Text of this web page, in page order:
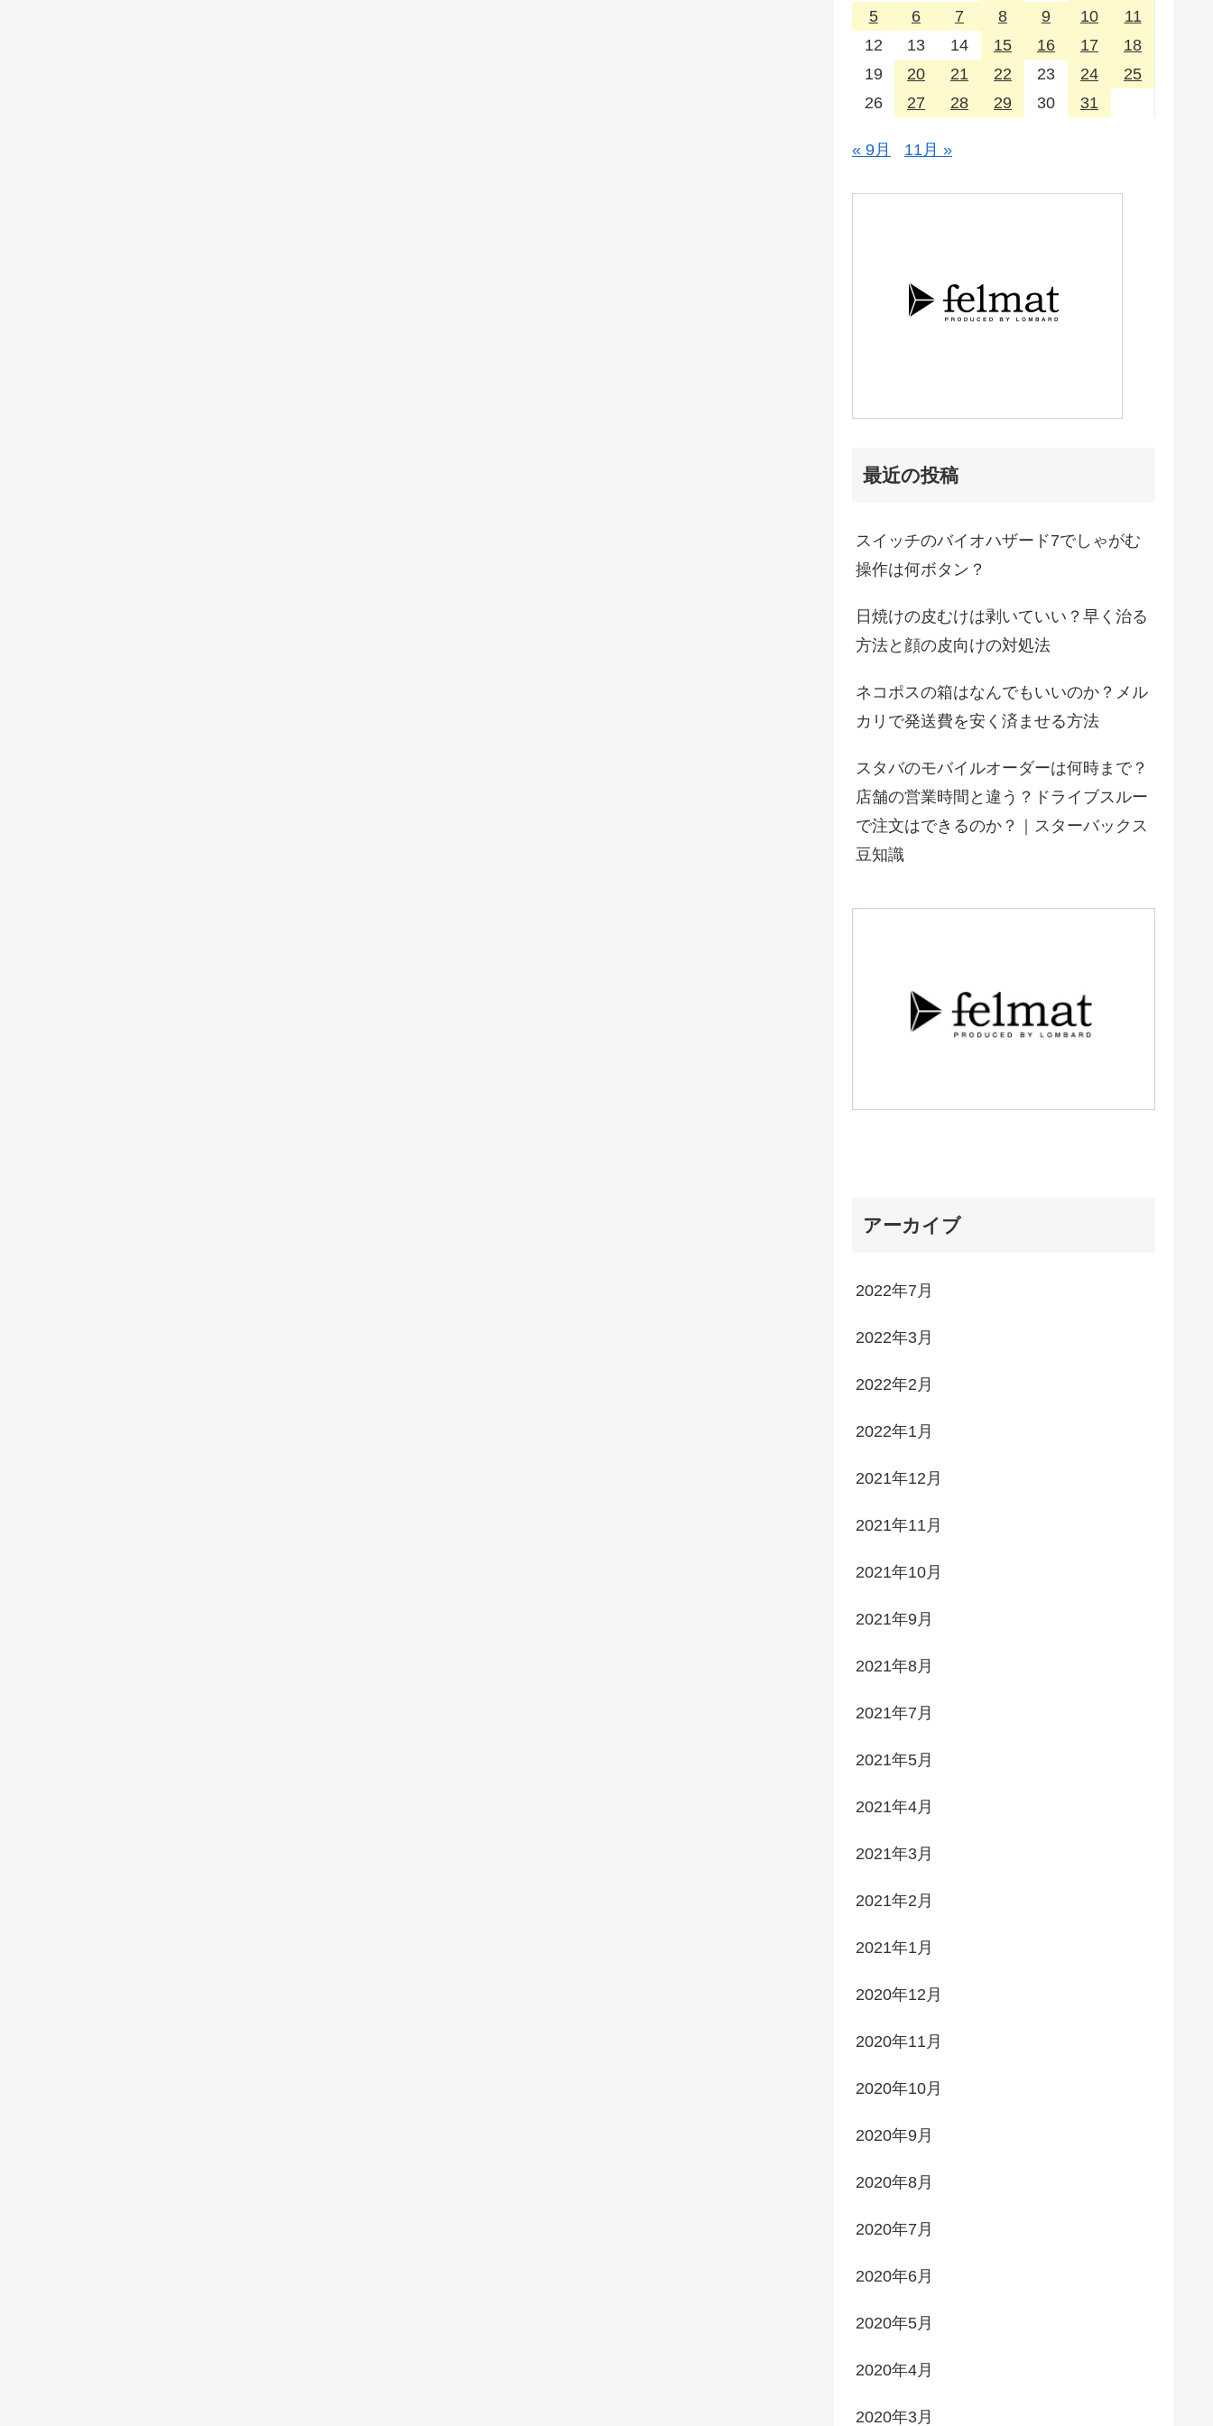
5 6 7 8 9 10
11
12
13 14 15 16 17
18
19
20 21 22 23 24
25
26
27 28 29 30 31
« 9月 11月 »
最近の投稿
スイッチのバイオハザード7でしゃがむ
操作は何ボタン？
日焼けの皮むけは剥いていい？早く治る
方法と顔の皮向けの対処法
ネコポスの箱はなんでもいいのか？メル
カリで発送費を安く済ませる方法
スタバのモバイルオーダーは何時まで？
店舗の営業時間と違う？ドライブスルー
で注文はできるのか？｜スターバックス
豆知識
アーカイブ
2022年7月
2022年3月
2022年2月
2022年1月
2021年12月
2021年11月
2021年10月
2021年9月
2021年8月
2021年7月
2021年5月
2021年4月
2021年3月
2021年2月
2021年1月
2020年12月
2020年11月
2020年10月
2020年9月
2020年8月
2020年7月
2020年6月
2020年5月
2020年4月
2020年3月